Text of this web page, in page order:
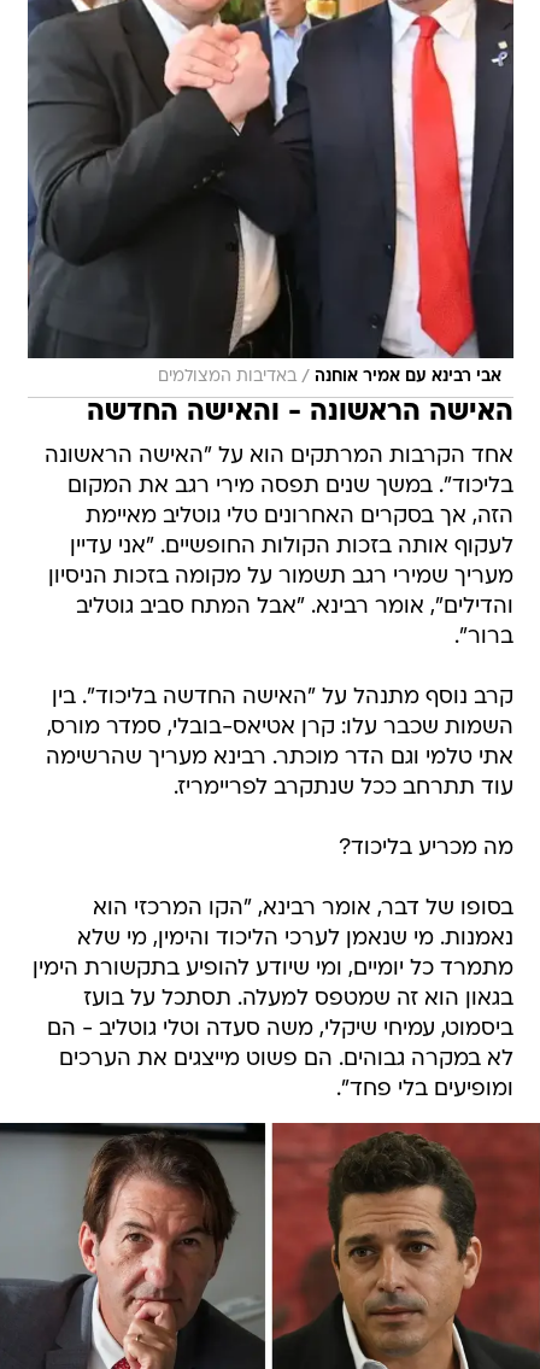
אבי רבינא עם אמיר אוחנה / באדיבות המצולמים
האישה הראשונה - והאישה החדשה
אחד הקרבות המרתקים הוא על "האישה הראשונה
בליכוד". במשך שנים תפסה מירי רגב את המקום
הזה, אך בסקרים האחרונים טלי גוטליב מאיימת
לעקוף אותה בזכות הקולות החופשיים. "אני עדיין
מעריך שמירי רגב תשמור על מקומה בזכות הניסיון
והדילים", אומר רבינא. "אבל המתח סביב גוטליב
ברור".
קרב נוסף מתנהל על "האישה החדשה בליכוד". בין
השמות שכבר עלו: קרן אטיאס-בובלי, סמדר מורס,
אתי טלמי וגם הדר מוכתר. רבינא מעריך שהרשימה
עוד תתרחב ככל שנתקרב לפריימריז.
מה מכריע בליכוד?
בסופו של דבר, אומר רבינא, "הקו המרכזי הוא
נאמנות. מי שנאמן לערכי הליכוד והימין, מי שלא
מתמרד כל יומיים, ומי שיודע להופיע בתקשורת הימין
בגאון הוא זה שמטפס למעלה. תסתכל על בועז
ביסמוט, עמיחי שיקלי, משה סעדה וטלי גוטליב - הם
לא במקרה גבוהים. הם פשוט מייצגים את הערכים
ומופיעים בלי פחד".